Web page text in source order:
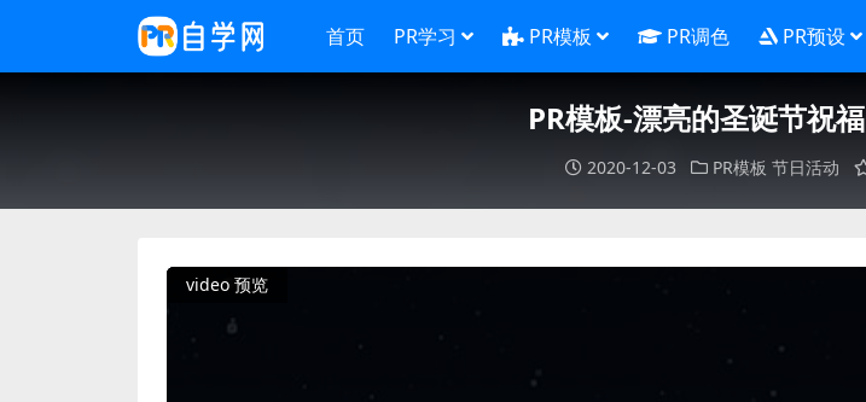
首页 PR学习 PR模板 PR调色 PR预设
PR模板-漂亮的圣诞节祝
2020-12-03 PR模板 节日活动
video 预览